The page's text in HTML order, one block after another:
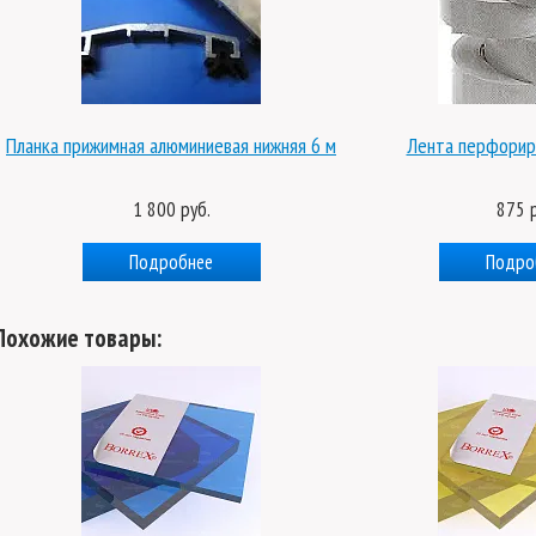
алюминиевая нижняя 6 м Лента перфорированная, 25 мм
товары: